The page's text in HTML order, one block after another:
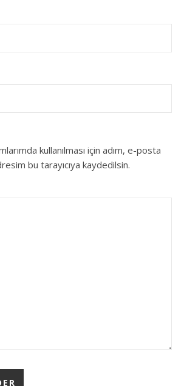
kullanılması için adım, e-posta
bu tarayıcıya kaydedilsin.